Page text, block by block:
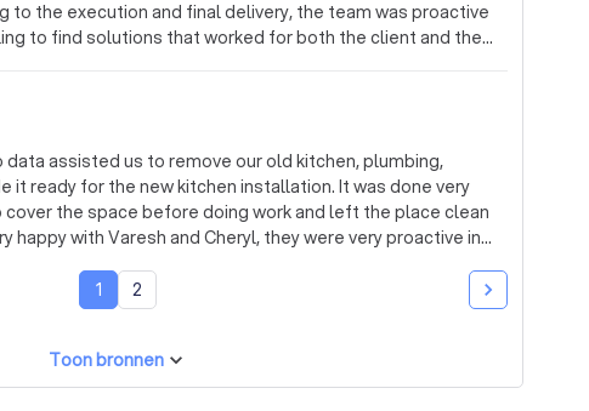
to the execution and final delivery, the team was proactive
to find solutions that worked for both the client and the
and keeping me posted during the process, and was
busy schedule and tight timeframe. As they are
in Amsterdam they couldn’t come back to paint the
about that since the first meeting allowing me to find a
ago, and they have remained responsive and helpful
to anyone looking
services.
assisted us to remove our old kitchen, plumbing,
for the new kitchen installation. It was done very
the space before doing work and left the place clean
want to renovate out house further Thanks you guys :)
1 2
Toon bronnen